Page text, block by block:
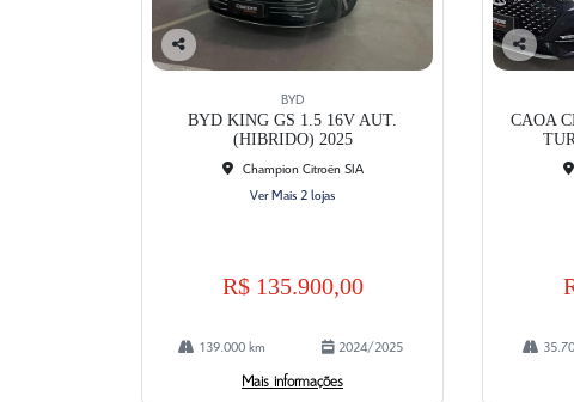
Co
BYD
BYD KING GS 1.5 16V AUT.
(HIBRIDO) 2025
Champion Citroën SIA
Ver Mais 2 lojas
R$ 135.900,00
139.000 km 2024/2025
Mais informações
CAOA